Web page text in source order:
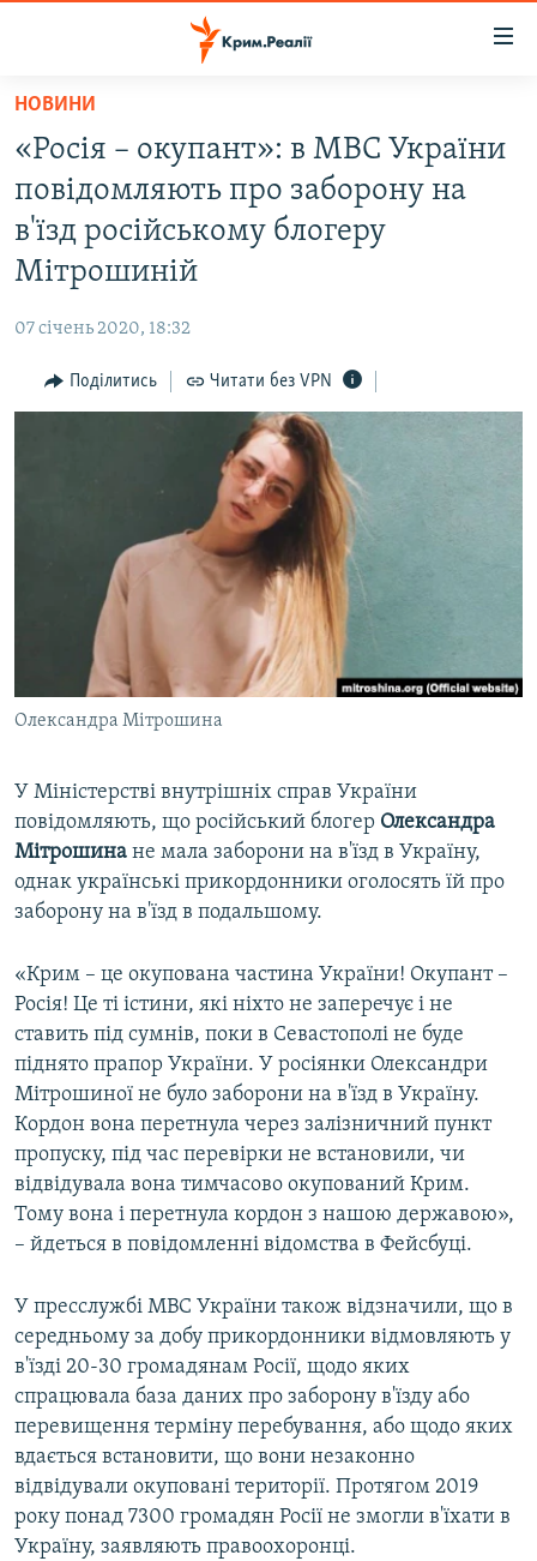
Перейти
основного
матеріалу
Перейти
до
основної
Перейти
пошуку
ВІДЕО ТА ФОТО
ПОЛІТИКА
ІНТЕРВ'Ю
ВІДЕОУРОКИ «ELIFBE»
СВІДЧЕННЯ ОКУПАЦІЇ
УКРАЇНСЬКА ПРОБЛЕМА КРИМУ
ІНФОГРАФІКА
ЯК ОБІЙТИ БЛОКУВАННЯ
Qırımtatar
ДОЛУЧАЙСЯ!
Усі сайти RFE/RL
НОВИНИ
«Росія – окупант»: в МВС України
повідомляють про заборону на
в'їзд російському блогеру
Мітрошиній
07 січень 2020, 18:32
Поділитись Читати без VPN
Олександра Мітрошина
У Міністерстві внутрішніх справ України
повідомляють, що російський блогер Олександра
Мітрошина не мала заборони на в'їзд в Україну,
однак українські прикордонники оголосять їй про
заборону на в'їзд в подальшому.
«Крим – це окупована частина України! Окупант –
Росія! Це ті істини, які ніхто не заперечує і не
ставить під сумнів, поки в Севастополі не буде
піднято прапор України. У росіянки Олександри
Мітрошиної не було заборони на в'їзд в Україну.
Кордон вона перетнула через залізничний пункт
пропуску, під час перевірки не встановили, чи
відвідувала вона тимчасово окупований Крим.
Тому вона і перетнула кордон з нашою державою»,
– йдеться в повідомленні відомства в Фейсбуці.
У пресслужбі МВС України також відзначили, що в
середньому за добу прикордонники відмовляють у
в'їзді 20-30 громадянам Росії, щодо яких
спрацювала база даних про заборону в'їзду або
перевищення терміну перебування, або щодо яких
вдається встановити, що вони незаконно
відвідували окуповані території. Протягом 2019
року понад 7300 громадян Росії не змогли в'їхати в
Україну, заявляють правоохоронці.